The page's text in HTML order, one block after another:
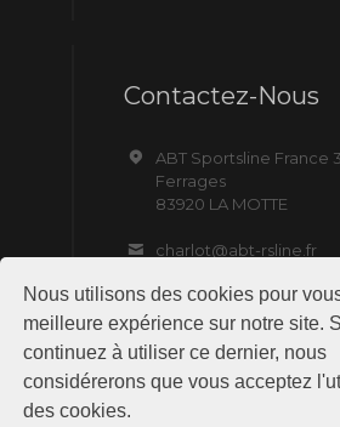
Nous utilisons des cookies pour
meilleure expérience sur notre site.
continuez à utiliser ce dernier, nous
considérerons que vous acceptez
des cookies.
Contactez-Nous
ABT Sportsline France
Ferrages
83920 LA MOTTE
charlot@abt-rsline.fr